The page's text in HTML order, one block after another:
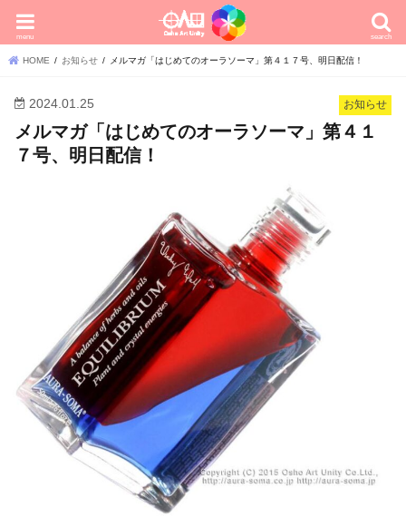
search
menu
HOME お知らせ メルマガ「はじめてのオーラソーマ」第４１７号、明日配信！
お知らせ
2024.01.25
メルマガ「はじめてのオーラソーマ」第４１
７号、明日配信！